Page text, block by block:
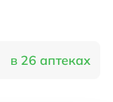
в 26 аптеках